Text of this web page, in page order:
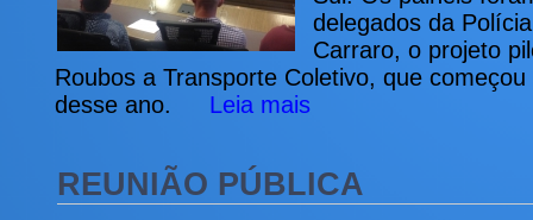
delegados da
Carraro, o projeto
Roubos a Transporte Coletivo, que
desse ano.
Leia mais
REUNIÃO PÚBLICA